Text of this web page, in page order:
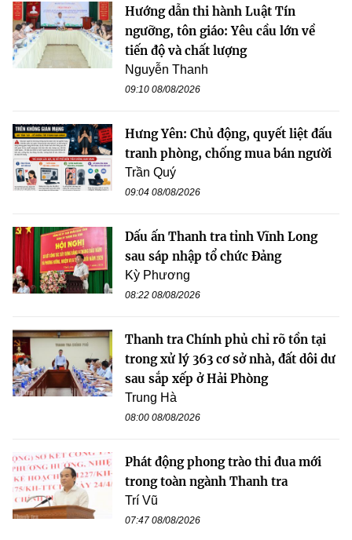
Hướng dẫn thi hành Luật Tín
ngưỡng, tôn giáo: Yêu cầu lớn về
tiến độ và chất lượng
Nguyễn Thanh
09:10 08/08/2026
Hưng Yên: Chủ động, quyết liệt đấu
tranh phòng, chống mua bán người
Trần Quý
09:04 08/08/2026
Dấu ấn Thanh tra tỉnh Vĩnh Long
sau sáp nhập tổ chức Đảng
Kỳ Phương
08:22 08/08/2026
Thanh tra Chính phủ chỉ rõ tồn tại
trong xử lý 363 cơ sở nhà, đất dôi dư
sau sắp xếp ở Hải Phòng
Trung Hà
08:00 08/08/2026
Phát động phong trào thi đua mới
trong toàn ngành Thanh tra
Trí Vũ
07:47 08/08/2026